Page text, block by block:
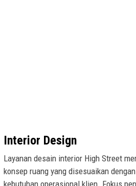
Interior Design
Layanan desain interior High Street
konsep ruang yang disesuaikan
kebutuhan operasional klien. Fokus